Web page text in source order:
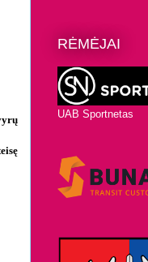
RĖMĖJAI
UAB Sportnetas